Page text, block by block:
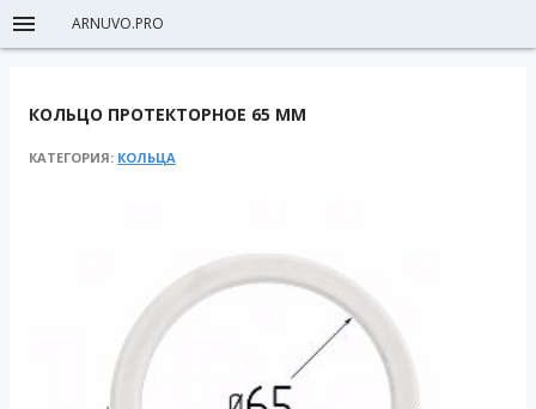
ARNUVO.PRO
КОЛЬЦО ПРОТЕКТОРНОЕ 65 ММ
КАТЕГОРИЯ: КОЛЬЦА